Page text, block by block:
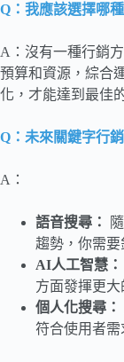
Q：我應該選擇哪
A：沒有一種行銷
預算和資源，綜合
化，才能達到最佳
Q：未來關鍵字行
A：
語音搜尋：
趨勢，你需要
AI人工智慧：
方面發揮更大
個人化搜尋：
符合使用者需